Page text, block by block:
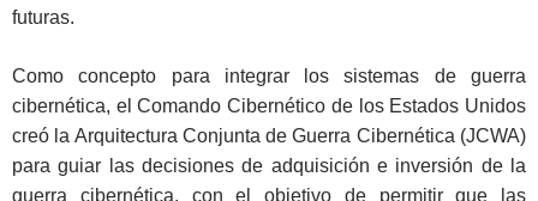
futuras.
Como concepto para integrar los sistemas de guerra
cibernética, el Comando Cibernético de los Estados Unidos
creó la Arquitectura Conjunta de Guerra Cibernética (JCWA)
para guiar las decisiones de adquisición e inversión de la
guerra cibernética, con el objetivo de permitir que las